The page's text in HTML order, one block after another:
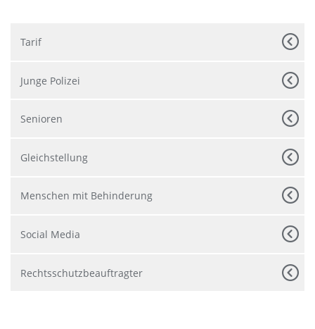
Tarif
Junge Polizei
Senioren
Gleichstellung
Menschen mit Behinderung
Social Media
Rechtsschutzbeauftragter